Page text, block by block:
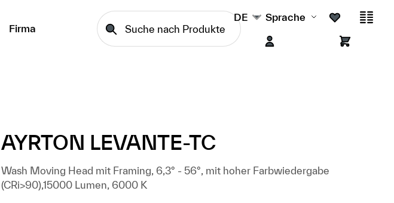
Firma
DE Sprache
AYRTON LEVANTE-TC
Wash Moving Head mit Framing, 6,3° - 56°, mit hoher Farbwiedergabe
(CRi>90),15000 Lumen, 6000 K